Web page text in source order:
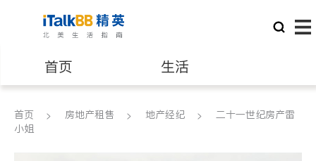
首页 生活
医生 律师
首页 房地产租售 地产经纪
二十一世纪房产雷
小姐